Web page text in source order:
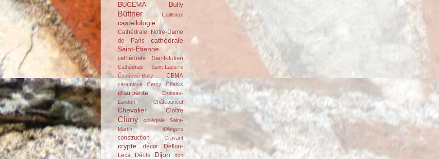
BUCEMA Bully
Büttner Cailleaux
castellologie
Cathédrale Notre-Dame
de Paris
cathédrale
Saint-Etienne
cathédrale Saint-Julien
Cathédrale Saint-Lazarre
Čauševič-Bully
CBMA
céramique Cergy Chablis
charpente
Château-
Landon
Châteauneuf
Chevalier Cloître
Cluny
collégiale Saint-
Martin d'Angers
construction Cravant
crypte décor
Deflou-
Leca
Déols Dijon
don